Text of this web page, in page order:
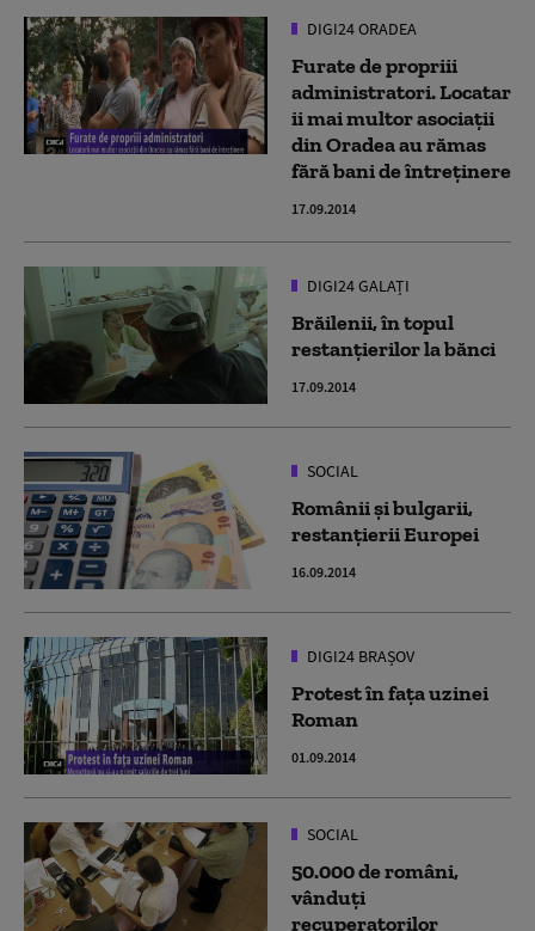
DIGI24 ORADEA
Furate de propriii
administratori. Locatar
ii mai multor asociaţii
din Oradea au rămas
fără bani de întreţinere
17.09.2014
DIGI24 GALAȚI
Brăilenii, în topul
restanţierilor la bănci
17.09.2014
SOCIAL
Românii şi bulgarii,
restanţierii Europei
16.09.2014
DIGI24 BRAȘOV
Protest în faţa uzinei
Roman
01.09.2014
SOCIAL
50.000 de români,
vânduţi
recuperatorilor